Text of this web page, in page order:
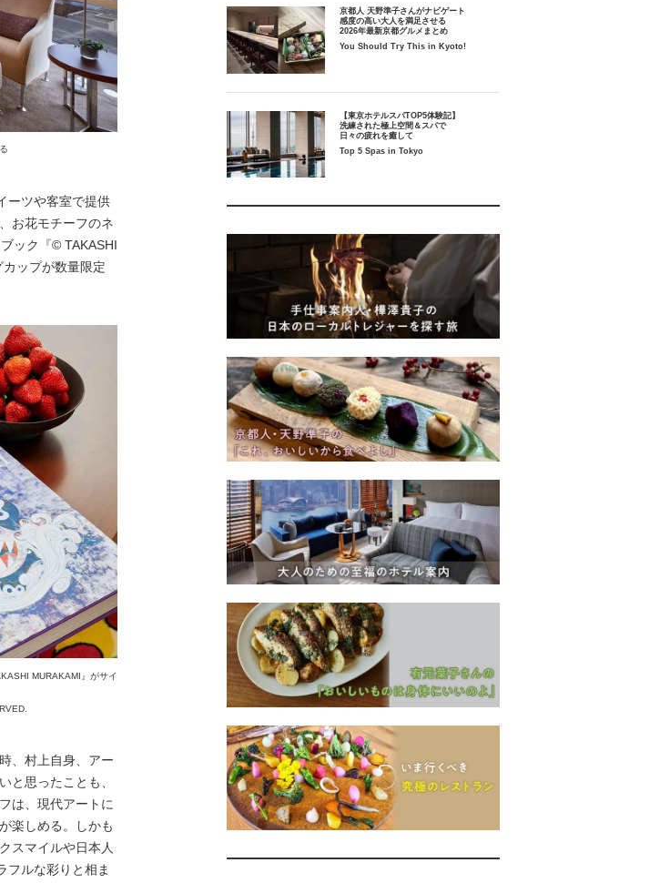
ーツや客室で提供
お花モチーフのネ
ック『©︎ TAKASHI
ップが数量限定
MURAKAMI』がサイ
、村上自身、アー
と思ったことも、
は、現代アートに
楽しめる。しかも
スマイルや日本人
フルな彩りと相ま
京都人 天野準子さんがナビゲート
感度の高い大人を満足させる
2026年最新京都グルメまとめ
You Should Try This in Kyoto!
【東京ホテルスパTOP5体験記】
洗練された極上空間＆スパで
日々の疲れを癒して
Top 5 Spas in Tokyo